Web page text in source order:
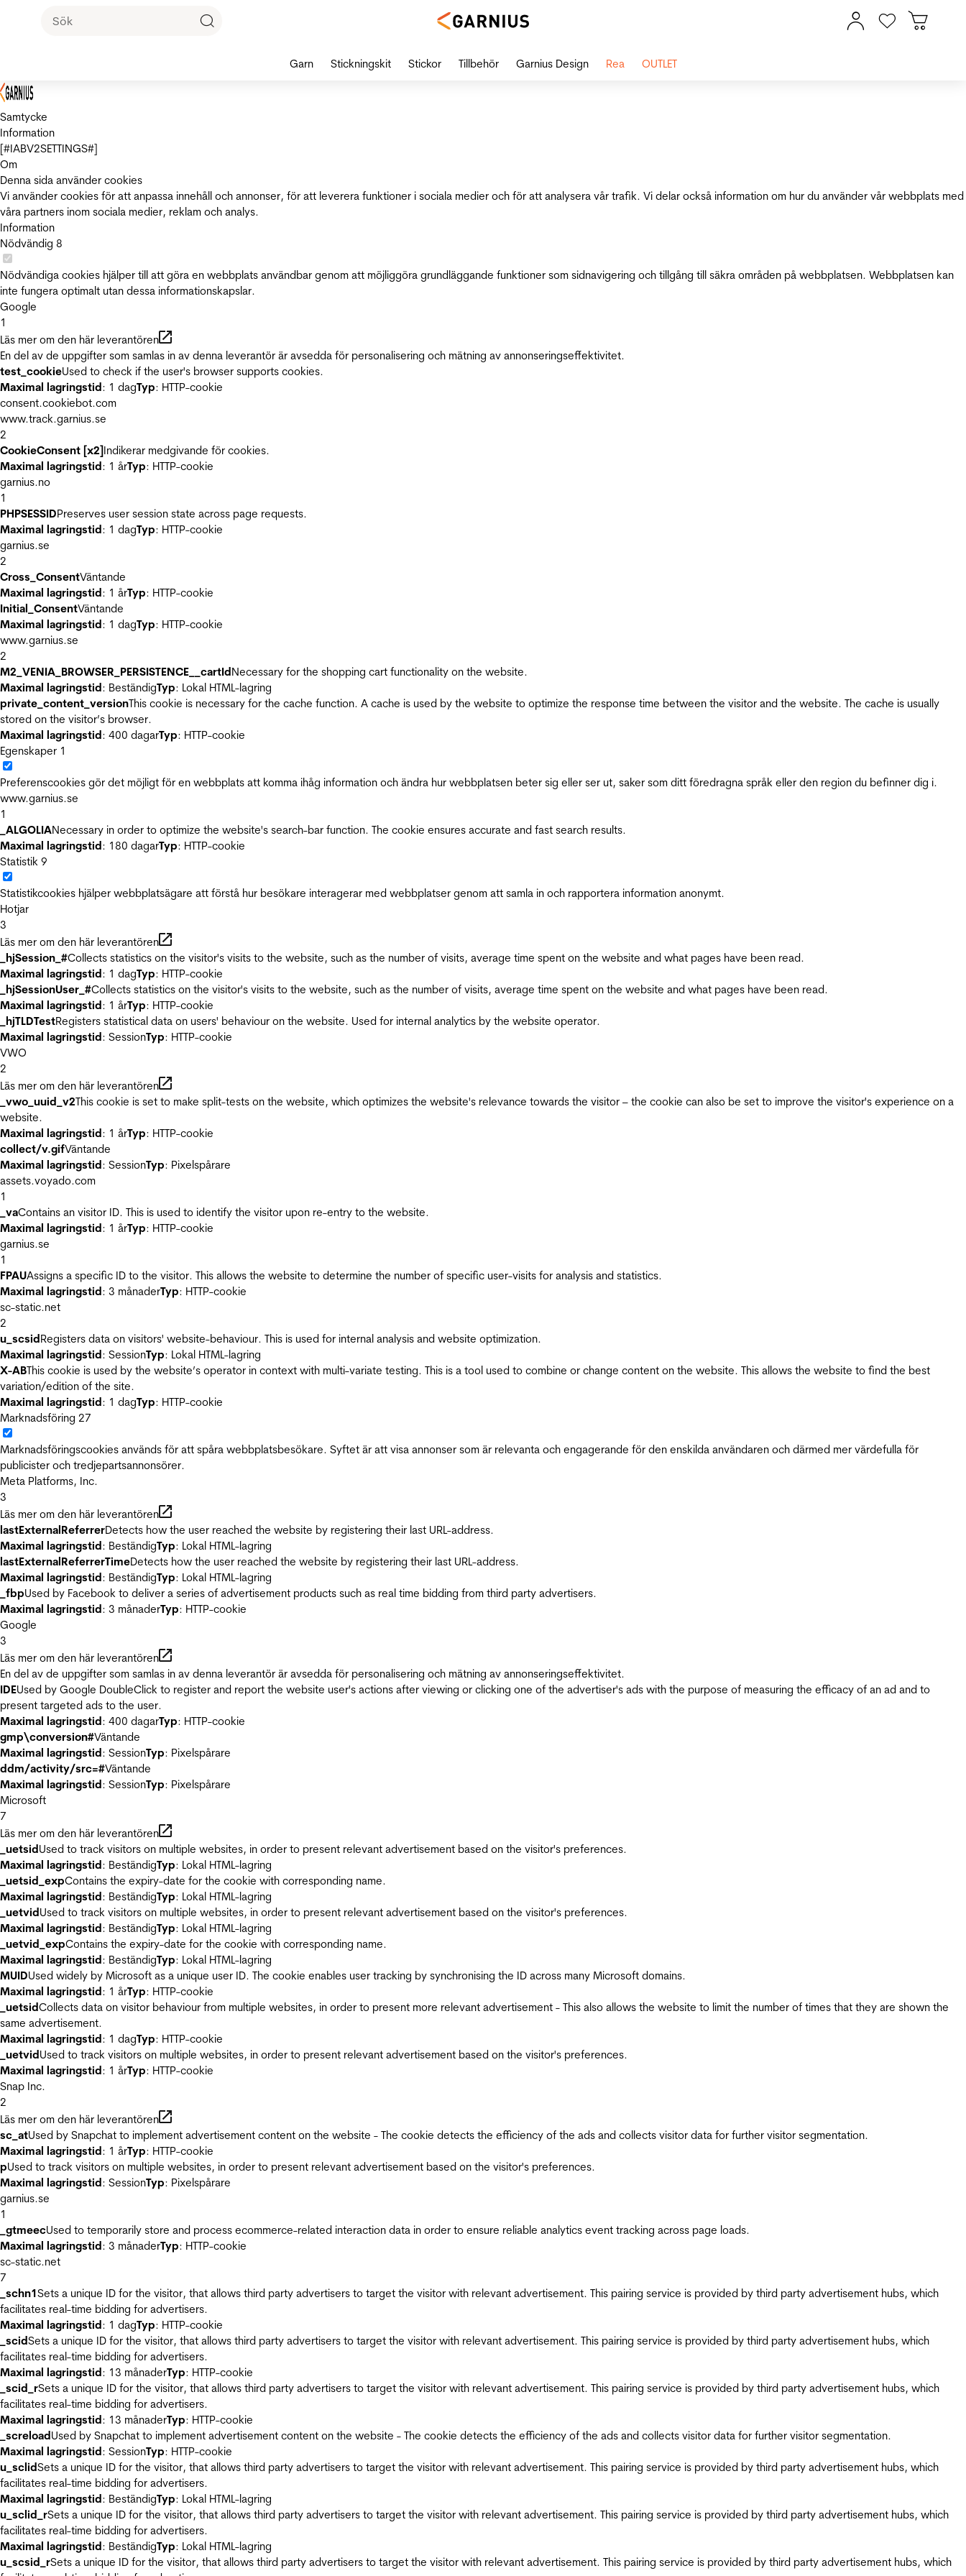
Samtycke
Information
[#IABV2SETTINGS#]
Om
Denna sida använder cookies
Vi använder cookies för att anpassa innehåll och annonser, för att leverera funktioner i sociala medier och för att analysera vår trafik. Vi delar också information om hur du använder vår webbplats med
våra partners inom sociala medier, reklam och analys.
Information
Nödvändig 8
Nödvändiga cookies hjälper till att göra en webbplats användbar genom att möjliggöra grundläggande funktioner som sidnavigering och tillgång till säkra områden på webbplatsen. Webbplatsen kan
inte fungera optimalt utan dessa informationskapslar.
Google
1
Läs mer om den här leverantören
En del av de uppgifter som samlas in av denna leverantör är avsedda för personalisering och mätning av annonseringseffektivitet.
test_cookieUsed to check if the user's browser supports cookies.
Maximal lagringstid: 1 dagTyp: HTTP-cookie
consent.cookiebot.com
www.track.garnius.se
2
CookieConsent [x2]Indikerar medgivande för cookies.
Maximal lagringstid: 1 årTyp: HTTP-cookie
garnius.no
1
PHPSESSIDPreserves user session state across page requests.
Maximal lagringstid: 1 dagTyp: HTTP-cookie
garnius.se
2
Cross_ConsentVäntande
Maximal lagringstid: 1 årTyp: HTTP-cookie
Initial_ConsentVäntande
Maximal lagringstid: 1 dagTyp: HTTP-cookie
www.garnius.se
2
M2_VENIA_BROWSER_PERSISTENCE__cartIdNecessary for the shopping cart functionality on the website.
Maximal lagringstid: BeständigTyp: Lokal HTML-lagring
private_content_versionThis cookie is necessary for the cache function. A cache is used by the website to optimize the response time between the visitor and the website. The cache is usually
stored on the visitor’s browser.
Maximal lagringstid: 400 dagarTyp: HTTP-cookie
Egenskaper 1
Preferenscookies gör det möjligt för en webbplats att komma ihåg information och ändra hur webbplatsen beter sig eller ser ut, saker som ditt föredragna språk eller den region du befinner dig i.
www.garnius.se
1
_ALGOLIANecessary in order to optimize the website's search-bar function. The cookie ensures accurate and fast search results.
Maximal lagringstid: 180 dagarTyp: HTTP-cookie
Statistik 9
Statistikcookies hjälper webbplatsägare att förstå hur besökare interagerar med webbplatser genom att samla in och rapportera information anonymt.
Hotjar
3
Läs mer om den här leverantören
_hjSession_#Collects statistics on the visitor's visits to the website, such as the number of visits, average time spent on the website and what pages have been read.
Maximal lagringstid: 1 dagTyp: HTTP-cookie
_hjSessionUser_#Collects statistics on the visitor's visits to the website, such as the number of visits, average time spent on the website and what pages have been read.
Maximal lagringstid: 1 årTyp: HTTP-cookie
_hjTLDTestRegisters statistical data on users' behaviour on the website. Used for internal analytics by the website operator.
Maximal lagringstid: SessionTyp: HTTP-cookie
VWO
2
Läs mer om den här leverantören
_vwo_uuid_v2This cookie is set to make split-tests on the website, which optimizes the website's relevance towards the visitor – the cookie can also be set to improve the visitor's experience on a
website.
Maximal lagringstid: 1 årTyp: HTTP-cookie
collect/v.gifVäntande
Maximal lagringstid: SessionTyp: Pixelspårare
assets.voyado.com
1
_vaContains an visitor ID. This is used to identify the visitor upon re-entry to the website.
Maximal lagringstid: 1 årTyp: HTTP-cookie
garnius.se
1
FPAUAssigns a specific ID to the visitor. This allows the website to determine the number of specific user-visits for analysis and statistics.
Maximal lagringstid: 3 månaderTyp: HTTP-cookie
sc-static.net
2
u_scsidRegisters data on visitors' website-behaviour. This is used for internal analysis and website optimization.
Maximal lagringstid: SessionTyp: Lokal HTML-lagring
X-ABThis cookie is used by the website’s operator in context with multi-variate testing. This is a tool used to combine or change content on the website. This allows the website to find the best
variation/edition of the site.
Maximal lagringstid: 1 dagTyp: HTTP-cookie
Marknadsföring 27
Marknadsföringscookies används för att spåra webbplatsbesökare. Syftet är att visa annonser som är relevanta och engagerande för den enskilda användaren och därmed mer värdefulla för
publicister och tredjepartsannonsörer.
Meta Platforms, Inc.
3
Läs mer om den här leverantören
lastExternalReferrerDetects how the user reached the website by registering their last URL-address.
Maximal lagringstid: BeständigTyp: Lokal HTML-lagring
lastExternalReferrerTimeDetects how the user reached the website by registering their last URL-address.
Maximal lagringstid: BeständigTyp: Lokal HTML-lagring
_fbpUsed by Facebook to deliver a series of advertisement products such as real time bidding from third party advertisers.
Maximal lagringstid: 3 månaderTyp: HTTP-cookie
Google
3
Läs mer om den här leverantören
En del av de uppgifter som samlas in av denna leverantör är avsedda för personalisering och mätning av annonseringseffektivitet.
IDEUsed by Google DoubleClick to register and report the website user's actions after viewing or clicking one of the advertiser's ads with the purpose of measuring the efficacy of an ad and to
present targeted ads to the user.
Maximal lagringstid: 400 dagarTyp: HTTP-cookie
gmp\conversion#Väntande
Maximal lagringstid: SessionTyp: Pixelspårare
ddm/activity/src=#Väntande
Maximal lagringstid: SessionTyp: Pixelspårare
Microsoft
7
Läs mer om den här leverantören
_uetsidUsed to track visitors on multiple websites, in order to present relevant advertisement based on the visitor's preferences.
Maximal lagringstid: BeständigTyp: Lokal HTML-lagring
_uetsid_expContains the expiry-date for the cookie with corresponding name.
Maximal lagringstid: BeständigTyp: Lokal HTML-lagring
_uetvidUsed to track visitors on multiple websites, in order to present relevant advertisement based on the visitor's preferences.
Maximal lagringstid: BeständigTyp: Lokal HTML-lagring
_uetvid_expContains the expiry-date for the cookie with corresponding name.
Maximal lagringstid: BeständigTyp: Lokal HTML-lagring
MUIDUsed widely by Microsoft as a unique user ID. The cookie enables user tracking by synchronising the ID across many Microsoft domains.
Maximal lagringstid: 1 årTyp: HTTP-cookie
_uetsidCollects data on visitor behaviour from multiple websites, in order to present more relevant advertisement - This also allows the website to limit the number of times that they are shown the
same advertisement.
Maximal lagringstid: 1 dagTyp: HTTP-cookie
_uetvidUsed to track visitors on multiple websites, in order to present relevant advertisement based on the visitor's preferences.
Maximal lagringstid: 1 årTyp: HTTP-cookie
Snap Inc.
2
Läs mer om den här leverantören
sc_atUsed by Snapchat to implement advertisement content on the website - The cookie detects the efficiency of the ads and collects visitor data for further visitor segmentation.
Maximal lagringstid: 1 årTyp: HTTP-cookie
pUsed to track visitors on multiple websites, in order to present relevant advertisement based on the visitor's preferences.
Maximal lagringstid: SessionTyp: Pixelspårare
garnius.se
1
_gtmeecUsed to temporarily store and process ecommerce-related interaction data in order to ensure reliable analytics event tracking across page loads.
Maximal lagringstid: 3 månaderTyp: HTTP-cookie
sc-static.net
7
_schn1Sets a unique ID for the visitor, that allows third party advertisers to target the visitor with relevant advertisement. This pairing service is provided by third party advertisement hubs, which
facilitates real-time bidding for advertisers.
Maximal lagringstid: 1 dagTyp: HTTP-cookie
_scidSets a unique ID for the visitor, that allows third party advertisers to target the visitor with relevant advertisement. This pairing service is provided by third party advertisement hubs, which
facilitates real-time bidding for advertisers.
Maximal lagringstid: 13 månaderTyp: HTTP-cookie
_scid_rSets a unique ID for the visitor, that allows third party advertisers to target the visitor with relevant advertisement. This pairing service is provided by third party advertisement hubs, which
facilitates real-time bidding for advertisers.
Maximal lagringstid: 13 månaderTyp: HTTP-cookie
_screloadUsed by Snapchat to implement advertisement content on the website - The cookie detects the efficiency of the ads and collects visitor data for further visitor segmentation.
Maximal lagringstid: SessionTyp: HTTP-cookie
u_sclidSets a unique ID for the visitor, that allows third party advertisers to target the visitor with relevant advertisement. This pairing service is provided by third party advertisement hubs, which
facilitates real-time bidding for advertisers.
Maximal lagringstid: BeständigTyp: Lokal HTML-lagring
u_sclid_rSets a unique ID for the visitor, that allows third party advertisers to target the visitor with relevant advertisement. This pairing service is provided by third party advertisement hubs, which
facilitates real-time bidding for advertisers.
Maximal lagringstid: BeständigTyp: Lokal HTML-lagring
u_scsid_rSets a unique ID for the visitor, that allows third party advertisers to target the visitor with relevant advertisement. This pairing service is provided by third party advertisement hubs, which
Garn Stickningskit Stickor Tillbehör Garnius Design Rea OUTLET